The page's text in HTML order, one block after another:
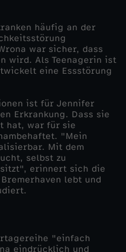
häufig an der
war sicher, dass
wird. Als Teenagerin ist
eine Essstörung
ist für Jennifer
Erkrankung. Dass sie
hat, war für sie
"Mein
Mit dem
selbst zu
sitzt", erinnert sich die
lebt und
"einfach
eindrücklich und